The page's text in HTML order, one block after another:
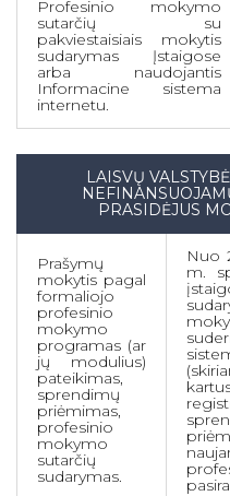
Profesinio mokymo
sutarčių su
pakviestaisiais mokytis
sudarymas Įstaigose
arba naudojantis
Informacine sistema
internetu.
LAISVŲ
PRASIDĖJUS
Prašymų
mokytis pagal
formaliojo
profesinio
mokymo
programas (ar
jų modulius)
pateikimas,
sprendimų
priėmimas,
profesinio
mokymo
sutarčių
sudarymas.
Nuo
m.